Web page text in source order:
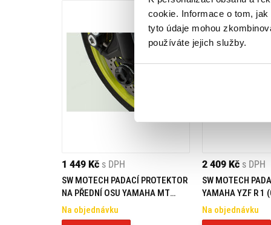
cookie. Informace o tom,
tyto údaje mohou
používáte jejich služby.
1 449 Kč s DPH
SW MOTECH PADACÍ PROTEKTOR
NA PŘEDNÍ OSU YAMAHA MT
10/YZF R
Na objednávku
2 409 Kč s DPH
SW MOTECH
YAMAHA YZF R 1
Na objednávku